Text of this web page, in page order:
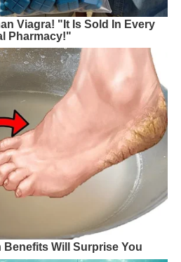
Viagra! "It Is Sold In Every
Pharmacy!"
Will Surprise You